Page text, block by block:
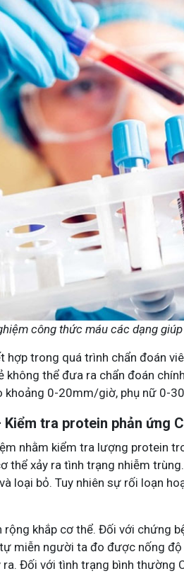
công thức máu các dạng
hợp trong quá trình chẩn đoán
không thể đưa ra chẩn đoán
khoảng 0-20mm/giờ, phụ nữ 0-
Kiểm tra protein phản ứng C
nhằm kiểm tra lượng protein
thể xảy ra tình trạng nhiễm
loại bỏ. Tuy nhiên sự rối loạn
rộng khắp cơ thể. Đối với chứng
miễn người ta đo được nống độ
ra. Đối với tình trạng bình thường